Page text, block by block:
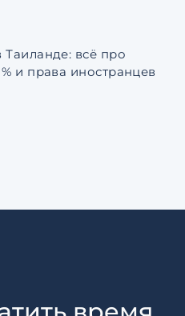
всё про
и права иностранцев